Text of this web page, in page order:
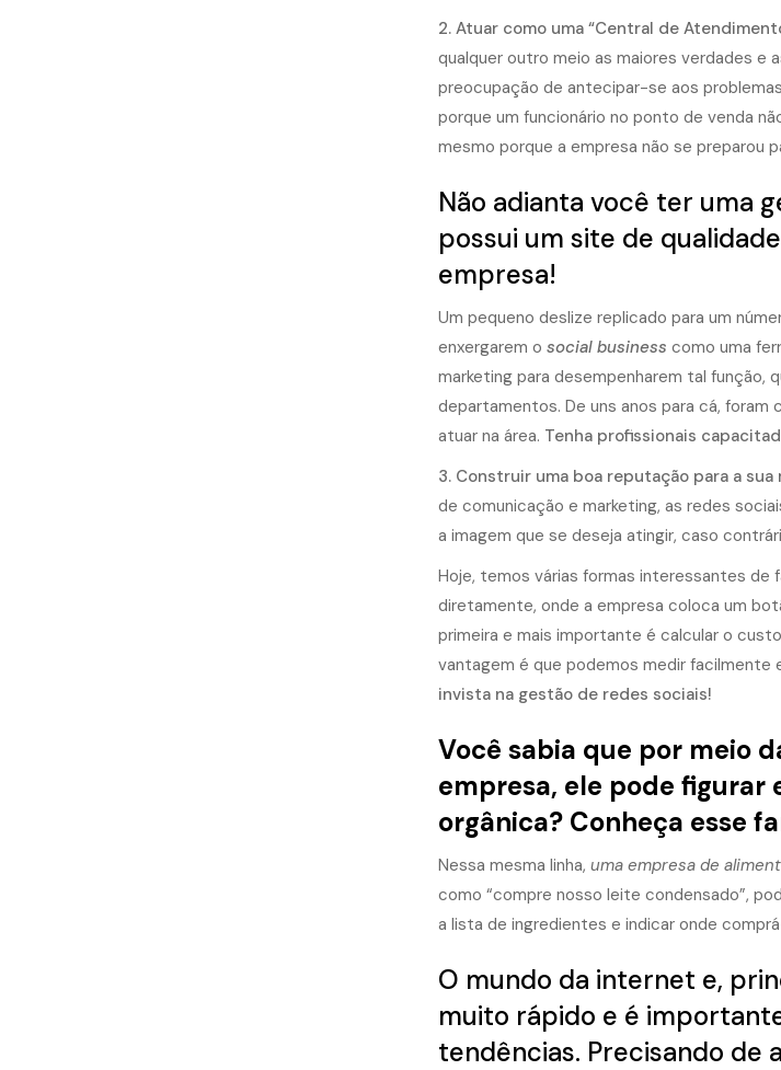
2. Atuar como uma “Central de
qualquer outro meio as maiores verdades e
preocupação de antecipar-se aos
porque um funcionário no ponto de venda
mesmo porque a empresa não se preparou
Não adianta você ter uma
possui um site de
empresa!
Um pequeno deslize replicado para um
enxergarem o social business como uma
marketing para desempenharem tal
departamentos. De uns anos para cá,
atuar na área. Tenha profissionais
3. Construir uma boa reputação para a sua
de comunicação e marketing, as redes
a imagem que se deseja atingir, caso
Hoje, temos várias formas interessantes de
diretamente, onde a empresa coloca um
primeira e mais importante é calcular o
vantagem é que podemos medir
invista na gestão de redes sociais!
Você sabia que por meio
empresa, ele pode figurar
orgânica? Conheça esse
Nessa mesma linha, uma empresa de
como “compre nosso leite condensado”,
a lista de ingredientes e indicar onde
O mundo da internet e,
muito rápido e é
tendências. Precisando de